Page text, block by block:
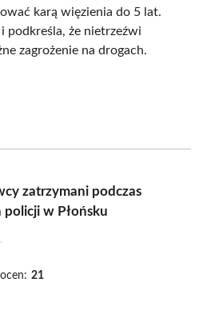
karą więzienia do 5 lat.
podkreśla, że nietrzeźwi
zagrożenie na drogach.
zatrzymani podczas
w Płońsku
21